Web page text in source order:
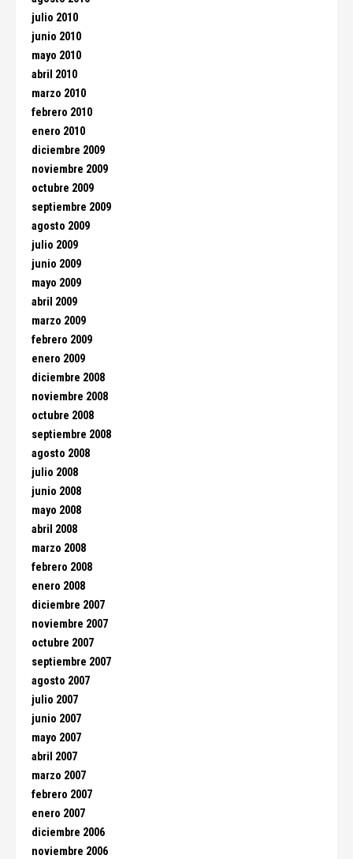
julio 2010
junio 2010
mayo 2010
abril 2010
marzo 2010
febrero 2010
enero 2010
diciembre 2009
noviembre 2009
octubre 2009
septiembre 2009
agosto 2009
julio 2009
junio 2009
mayo 2009
abril 2009
marzo 2009
febrero 2009
enero 2009
diciembre 2008
noviembre 2008
octubre 2008
septiembre 2008
agosto 2008
julio 2008
junio 2008
mayo 2008
abril 2008
marzo 2008
febrero 2008
enero 2008
diciembre 2007
noviembre 2007
octubre 2007
septiembre 2007
agosto 2007
julio 2007
junio 2007
mayo 2007
abril 2007
marzo 2007
febrero 2007
enero 2007
diciembre 2006
noviembre 2006